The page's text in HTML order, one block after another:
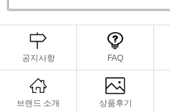
공지사항 FAQ
브랜드 소개 상품후기